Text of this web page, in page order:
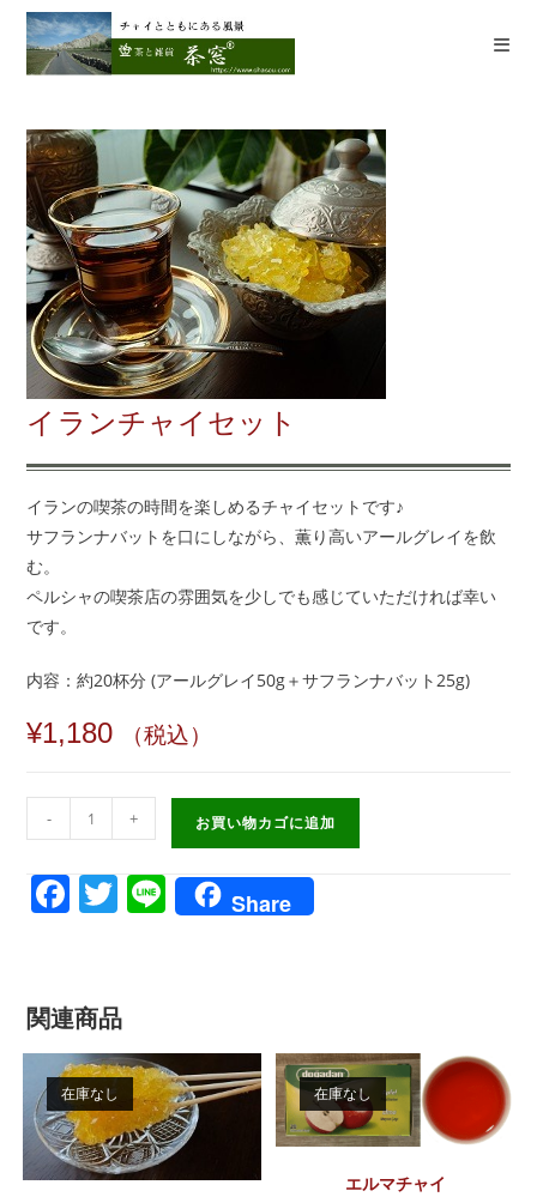
イランチャイセット
イランの喫茶の時間を楽しめるチャイセットです♪
サフランナバットを口にしながら、薫り高いアールグレイを飲
む。
ペルシャの喫茶店の雰囲気を少しでも感じていただければ幸い
です。
内容：約20杯分 (アールグレイ50g＋サフランナバット25g)
¥1,180 （税込）
ラ
ン
チ
ッ
ト
- + お買い物カゴに追加
F
e
b
o
o
k
T
er
Li
n
Share
関連商品
在庫なし 在庫なし
エルマチャイ